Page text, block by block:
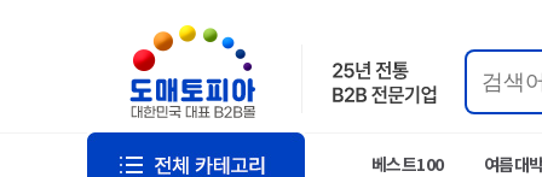
베스트100 여름대